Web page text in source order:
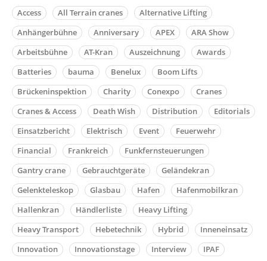
Access All Terrain cranes
Alternative Lifting
Anhängerbühne
Anniversary APEX
ARA Show
Arbeitsbühne
AT-Kran Auszeichnung
Awards
Batteries
bauma Benelux
Boom Lifts
Brückeninspektion
Charity Conexpo
Cranes
Cranes & Access
Death Wish Distribution
Editorials
Einsatzbericht
Elektrisch Event
Feuerwehr
Financial
Frankreich
Funkfernsteuerungen
Gantry crane
Gebrauchtgeräte
Geländekran
Gelenkteleskop
Glasbau Hafen
Hafenmobilkran
Hallenkran
Händlerliste
Heavy Lifting
Heavy Transport
Hebetechnik Hybrid
Inneneinsatz
Innovation
Innovationstage Interview
IPAF